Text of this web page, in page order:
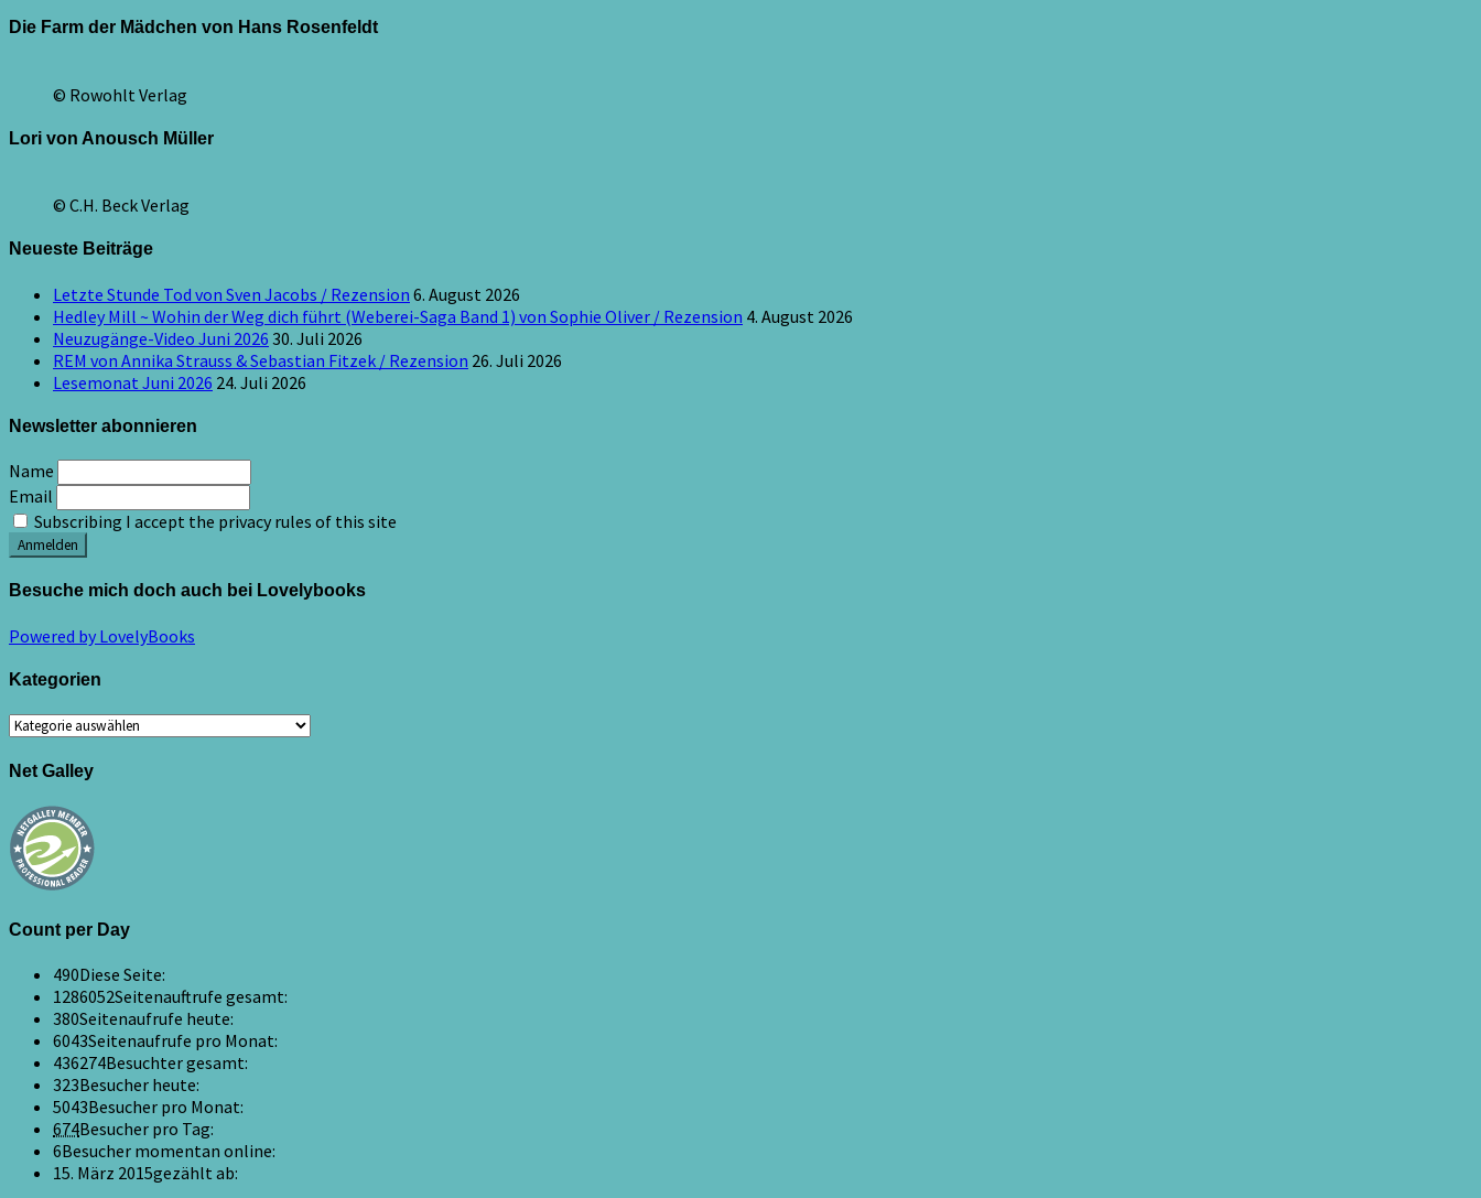
Die Farm der Mädchen von Hans Rosenfeldt
© Rowohlt Verlag
Lori von Anousch Müller
© C.H. Beck Verlag
Neueste Beiträge
Letzte Stunde Tod von Sven Jacobs / Rezension 6. August 2026
Hedley Mill ~ Wohin der Weg dich führt (Weberei-Saga Band 1) von Sophie Oliver / Rezension 4. August 2026
Neuzugänge-Video Juni 2026 30. Juli 2026
REM von Annika Strauss & Sebastian Fitzek / Rezension 26. Juli 2026
Lesemonat Juni 2026 24. Juli 2026
Newsletter abonnieren
Name
Email
Subscribing I accept the privacy rules of this site
Besuche mich doch auch bei Lovelybooks
Powered by LovelyBooks
Kategorien
Kategorien
Net Galley
Count per Day
490Diese Seite:
1286052Seitenauftrufe gesamt:
380Seitenaufrufe heute:
6043Seitenaufrufe pro Monat:
436274Besuchter gesamt:
323Besucher heute:
5043Besucher pro Monat:
674Besucher pro Tag:
6Besucher momentan online:
15. März 2015gezählt ab: